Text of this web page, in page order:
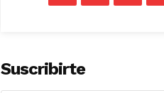
Suscribirte